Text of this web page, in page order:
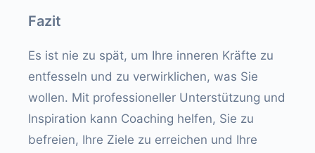
Fazit
Es ist nie zu spät, um Ihre inneren Kräfte zu
entfesseln und zu verwirklichen, was Sie
wollen. Mit professioneller Unterstützung und
Inspiration kann Coaching helfen, Sie zu
befreien, Ihre Ziele zu erreichen und Ihre